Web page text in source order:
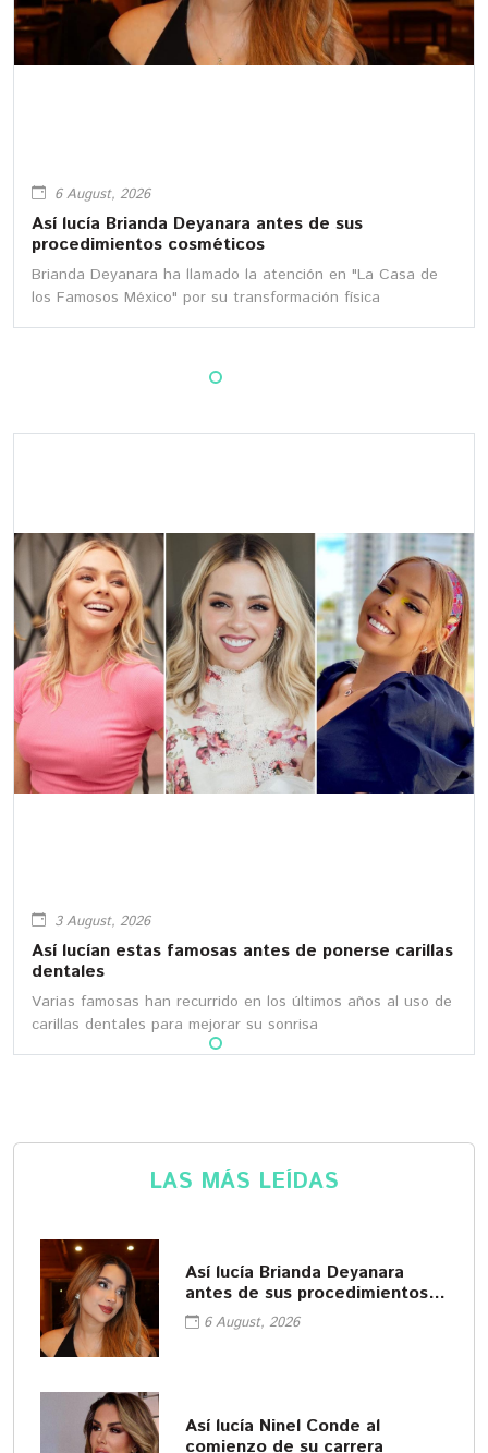
6 August, 2026
Así lucía Brianda Deyanara antes de sus
procedimientos cosméticos
Brianda Deyanara ha llamado la atención en "La Casa de
los Famosos México" por su transformación física
3 August, 2026
Así lucían estas famosas antes de ponerse carillas
dentales
Varias famosas han recurrido en los últimos años al uso de
carillas dentales para mejorar su sonrisa
LAS MÁS LEÍDAS
Así lucía Brianda Deyanara
antes de sus procedimientos
cosméticos
6 August, 2026
Así lucía Ninel Conde al
comienzo de su carrera